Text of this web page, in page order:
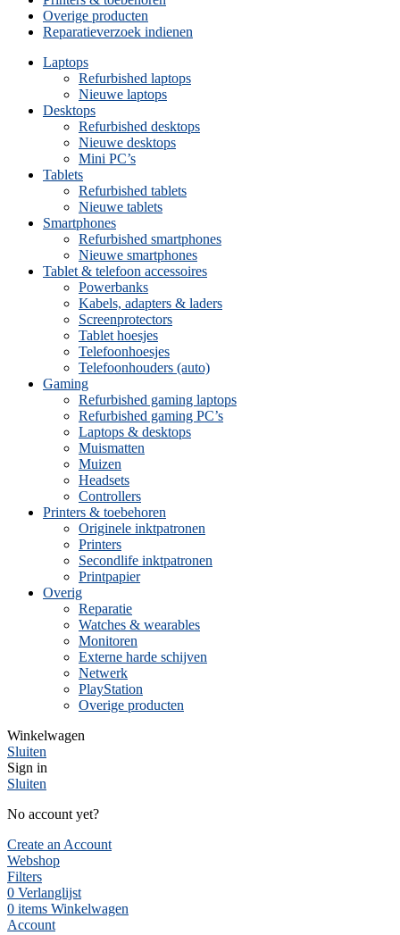
Overige producten
Reparatieverzoek indienen
Laptops
Refurbished laptops
Nieuwe laptops
Desktops
Refurbished desktops
Nieuwe desktops
Mini PC’s
Tablets
Refurbished tablets
Nieuwe tablets
Smartphones
Refurbished smartphones
Nieuwe smartphones
Tablet & telefoon accessoires
Powerbanks
Kabels, adapters & laders
Screenprotectors
Tablet hoesjes
Telefoonhoesjes
Telefoonhouders (auto)
Gaming
Refurbished gaming laptops
Refurbished gaming PC’s
Laptops & desktops
Muismatten
Muizen
Headsets
Controllers
Printers & toebehoren
Originele inktpatronen
Printers
Secondlife inktpatronen
Printpapier
Overig
Reparatie
Watches & wearables
Monitoren
Externe harde schijven
Netwerk
PlayStation
Overige producten
Winkelwagen
Sluiten
Sign in
Sluiten
No account yet?
Create an Account
Webshop
Filters
0 Verlanglijst
0 items Winkelwagen
Account